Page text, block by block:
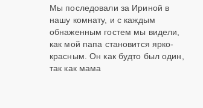
Мы последовали за Ириной в
нашу комнату, и с каждым
обнаженным гостем мы видели,
как мой папа становится ярко-
красным. Он как будто был один,
так как мама